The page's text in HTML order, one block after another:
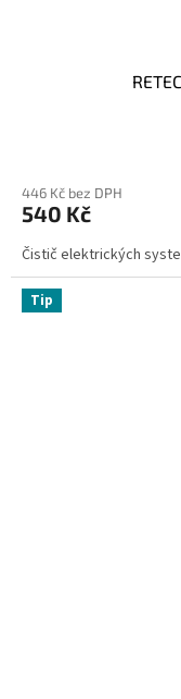
446 Kč bez DPH
540 Kč
Čistič elektrických
Tip